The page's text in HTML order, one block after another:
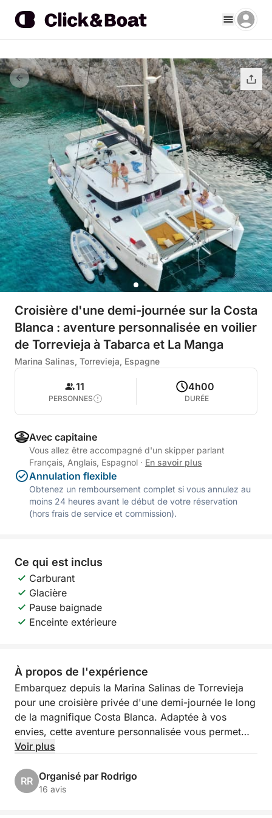
Croisière d'une demi-journée sur la Costa
Blanca : aventure personnalisée en voilier
de Torrevieja à Tabarca et La Manga
Marina Salinas, Torrevieja, Espagne
11
PERSONNES
4h00
DURÉE
Avec capitaine
Vous allez être accompagné d'un skipper parlant
Français, Anglais, Espagnol · En savoir plus
Annulation flexible
Obtenez un remboursement complet si vous annulez au
moins 24 heures avant le début de votre réservation
(hors frais de service et commission).
Ce qui est inclus
Carburant
Glacière
Pause baignade
Enceinte extérieure
À propos de l'expérience
Embarquez depuis la Marina Salinas de Torrevieja
pour une croisière privée d'une demi-journée le long
de la magnifique Costa Blanca. Adaptée à vos
envies, cette aventure personnalisée vous permet
d'explorer la Méditerranée à votre rythme. Que vous
cachés, cette croisière a tout pour plaire.
Voir plus
RR Organisé par Rodrigo
16 avis